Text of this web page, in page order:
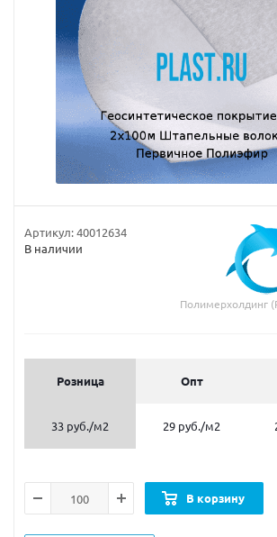
Артикул:40012634
В наличии
Полимерхолдинг
Розница Опт
33 руб./м2 29 руб./м2
В корзину